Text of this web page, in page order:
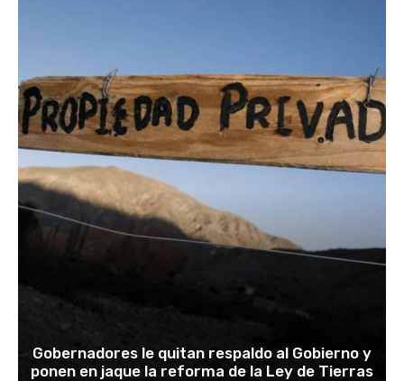
Gobernadores le quitan respaldo al Gobierno y
ponen en jaque la reforma de la Ley de Tierras